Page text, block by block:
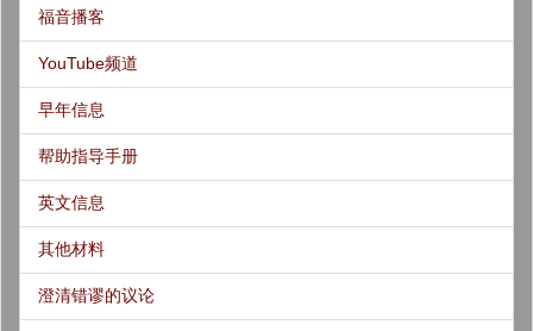
福音播客
YouTube频道
早年信息
帮助指导手册
英文信息
其他材料
澄清错谬的议论